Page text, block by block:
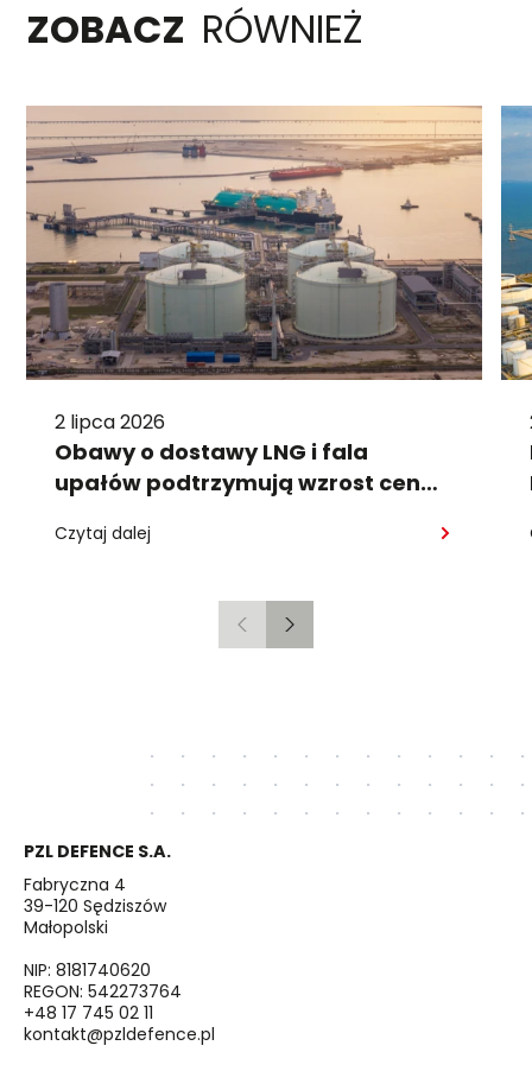
ZOBACZ RÓWNIEŻ
2 lipca 2026
Obawy o dostawy LNG i fala
upałów podtrzymują wzrost cen
Czytaj dalej
PoprzedniNastępny
PZL DEFENCE S.A.
Fabryczna 4
39-120 Sędziszów
Małopolski
NIP: 8181740620
REGON: 542273764
+48 17 745 02 11
kontakt@pzldefence.pl